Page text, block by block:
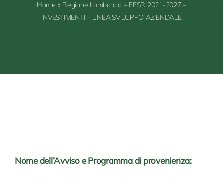
Notizie e bandi
Home » Regione Lombardia – FESR 2021-2027 –
INVESTIMENTI – LINEA SVILUPPO AZIENDALE
Nome dell’Avviso e Programma di provenienza: